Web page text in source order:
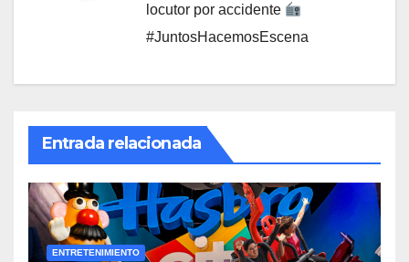
locutor por accidente
#JuntosHacemosEscena
Entrada relacionada
ENTRETENIMIENTO